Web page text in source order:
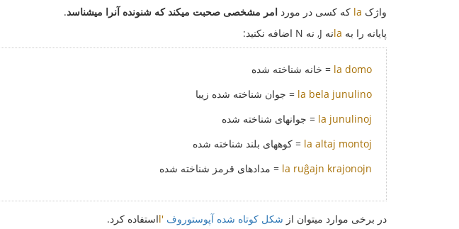
واژک la که کسی در مورد امر مشخصی صحبت میکند که شنونده آنرا میشناسد.
پایانه را به laنه J, نه N اضافه نکنید:
la domo = خانه شناخته شده
la bela junulino = جوان شناخته شده زیبا
la junulinoj = جوانهای شناخته شده
la altaj montoj = کوههای بلند شناخته شده
la ruĝajn krajonojn = مدادهای قرمز شناخته شده
در برخی موارد میتوان از شکل کوتاه شده آپوستوروف l'استفاده کرد.